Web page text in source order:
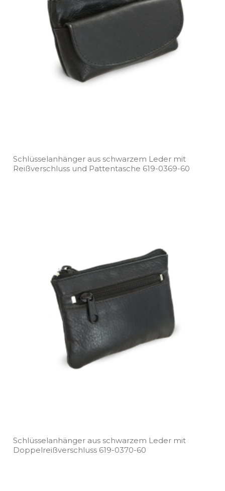
Schlüsselanhänger aus schwarzem Leder mit
Reißverschluss und Pattentasche 619­-0369­-60
Schlüsselanhänger aus schwarzem Leder mit
Doppelreißverschluss 619­-0370­-60